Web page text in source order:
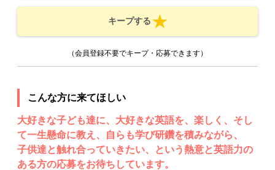
キープする
（会員登録不要でキープ・応募できます）
こんな方に来てほしい
大好きな子ども達に、大好きな英語を、楽しく、そし
て一生懸命に教え、自らも学び研鑽を積みながら、
子供達と触れ合っていきたい、という熱意と英語力の
ある方の応募をお待ちしています。